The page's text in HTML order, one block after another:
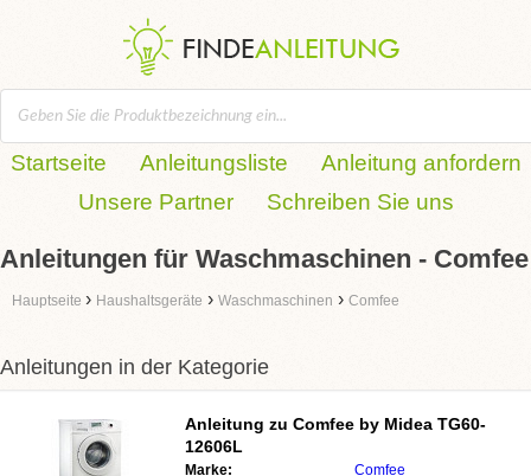
Startseite Anleitungsliste
Anleitung anfordern
Unsere Partner
Schreiben Sie uns
Anleitungen für Waschmaschinen - Comfee
Hauptseite › Haushaltsgeräte › Waschmaschinen › Comfee
Anleitungen in der Kategorie
Anleitung zu Comfee by Midea TG60-
12606L
Marke: Comfee